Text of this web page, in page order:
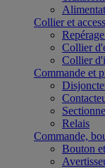
Collier et
Collier
Collier
Commande et
Relais
Commande,
Bouton